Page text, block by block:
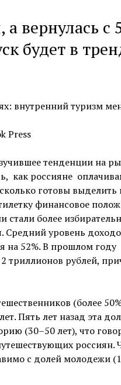
а вернулась с
будет в
Press
тенденции на
как россияне
готовы выделить
финансовое
стали более
Средний уровень
на 52%. В прошлом году
триллионов рублей,
(более
Пять лет назад эта
(30–50 лет), что
россиян.
с долей молодежи